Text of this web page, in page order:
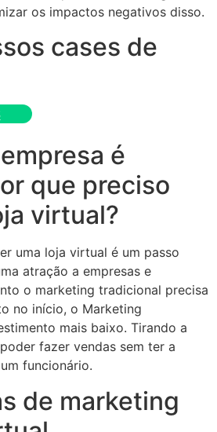
os impactos negativos disso.
cases de
é
que preciso
virtual?
uma loja virtual é um passo
atração a empresas e
o marketing tradicional precisa
no início, o Marketing
mais baixo. Tirando a
fazer vendas sem ter a
funcionário.
de marketing